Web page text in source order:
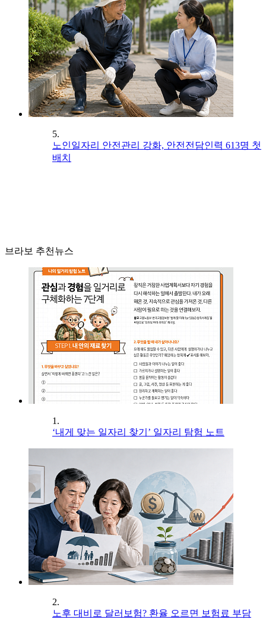
5.
노인일자리 안전관리 강화, 안전전담인력 613명 첫
배치
브라보 추천뉴스
1.
‘내게 맞는 일자리 찾기’ 일자리 탐험 노트
2.
노후 대비로 달러보험? 환율 오르면 보험료 부담